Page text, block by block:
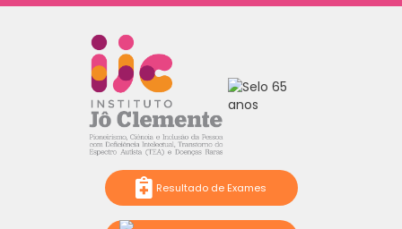
Resultado de Exames